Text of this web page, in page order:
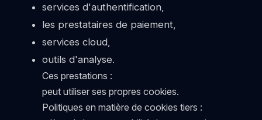
services d'authentification,
les prestataires de paiement,
services cloud,
outils d'analyse.
Ces prestations :
peut utiliser ses propres cookies.
Politiques en matière de cookies tiers :